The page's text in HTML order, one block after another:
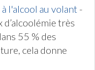
l'alcool au volant -
d’alcoolémie très
55 % des
cela donne